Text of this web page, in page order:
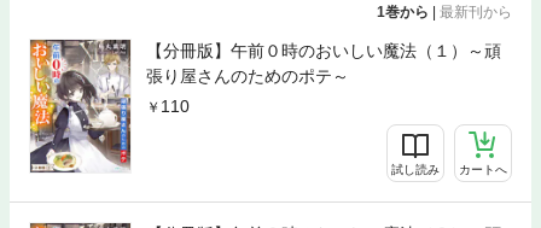
1巻から | 最新刊から
【分冊版】午前０時のおいしい魔法（１）～頑
張り屋さんのためのポテ～
110
試し読み カートへ